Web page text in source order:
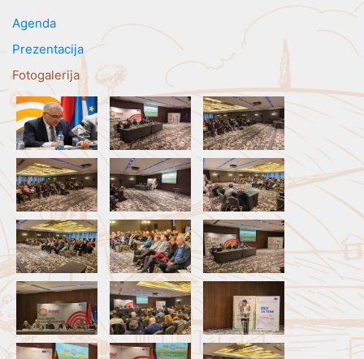
Agenda
Prezentacija
Fotogalerija